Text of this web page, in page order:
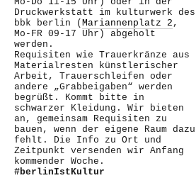
Druckwerkstatt im kulturwerk des
bbk berlin ( Mariannenplatz 2 ,
Mo-FR 09-17 Uhr) abgeholt
werden.
Requisiten wie Trauerkränze aus
Materialresten künstlerischer
Arbeit, Trauerschleifen oder
andere „Grabbeigaben“ werden
begrüßt. Kommt bitte in
schwarzer Kleidung. Wir bieten
an, gemeinsam Requisiten zu
bauen, wenn der eigene Raum dazu
fehlt. Die Info zu Ort und
Zeitpunkt versenden wir Anfang
kommender Woche.
#berlinIstKultur